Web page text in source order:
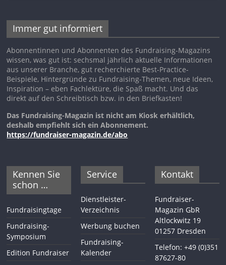
Immer gut informiert
Abonnentinnen und Abonnenten des Fundraising-Magazins
wissen, was gut ist: sechsmal jährlich aktuelle Informationen
aus unserer Branche, gut recherchierte Best-Practice-
Beispiele, Hintergründe zu Fundraising-Themen, neue Ideen,
Inspiration – eben Fachlektüre, die Spaß macht. Und das
direkt auf den Schreibtisch bzw. in den Briefkasten!
Das Fundraising-Magazin ist nicht am Kiosk erhältlich,
deshalb empfiehlt sich ein Abonnement.
https://fundraiser-magazin.de/abo
Kennen Sie
schon …
Fundraisingtage
Fundraising-
Symposium
Edition Fundraiser
Service
Dienstleister-
Verzeichnis
Werbung buchen
Fundraising-
Kalender
Kontakt
Fundraiser-
Magazin GbR
Altlockwitz 19
01257 Dresden
Telefon: +49 (0)351
87627-80